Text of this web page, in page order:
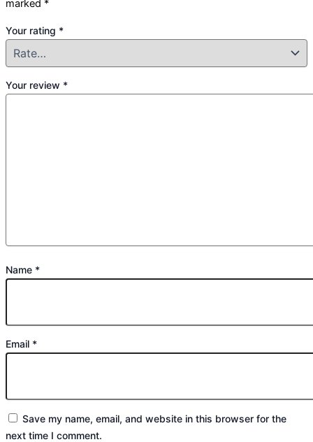
marked *
Your rating *
Your review *
Name *
Email *
Save my name, email, and website in this browser for the
next time I comment.